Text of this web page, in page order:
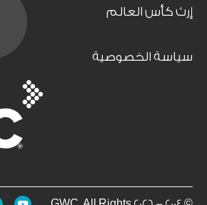
إرث كأس العالم
سياسة الخصوصية